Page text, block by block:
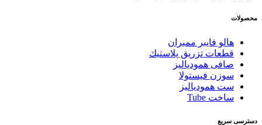
محصولات
هالو فایبر ممبران
قطعات تزريق پلاستيك
صافی همودیالیز
سوزن فیستولا
ست همودیالیز
ساخت Tube
دسترسی سریع